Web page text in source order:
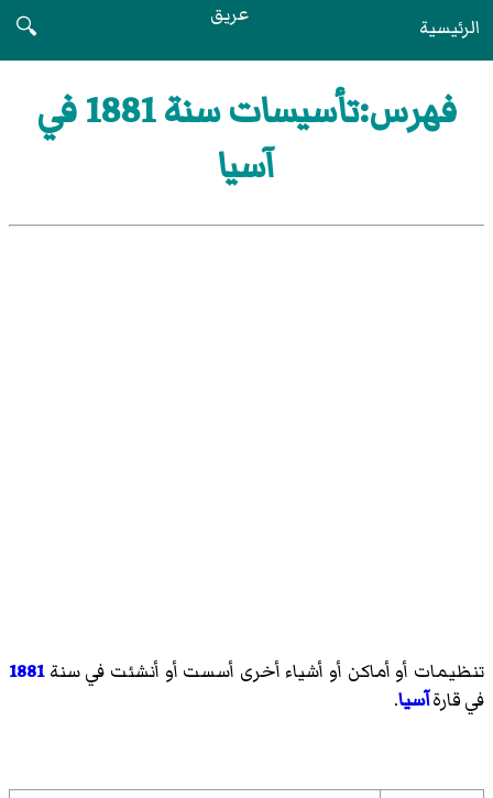
الرئيسية عريق
🔍
فهرس:تأسيسات سنة 1881 في
آسيا
تنظيمات أو أماكن أو أشياء أخرى أسست أو أنشئت في سنة1881
في قارةآسيا.